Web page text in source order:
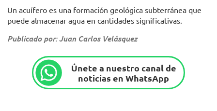
Un acuífero es una formación geológica subterránea que
puede almacenar agua en cantidades significativas.
Publicado por: Juan Carlos Velásquez
Únete a nuestro canal de
noticias en WhatsApp